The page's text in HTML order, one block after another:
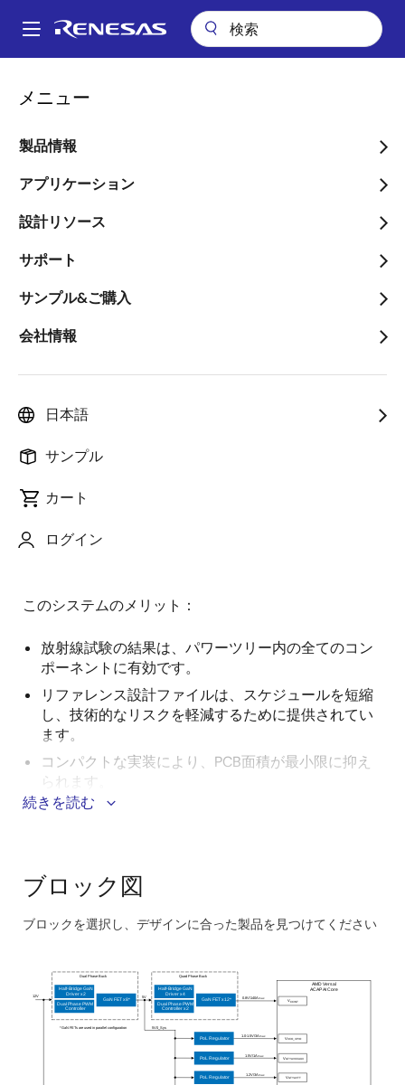
ン
Main
メニュー
製品情報
アプリケーション
設計リソース
サポート
サンプル&ご購入
会社情報
日本語
サンプル
カート
ログイン
パ
ン
く
ず
無線インフラストラクチャ
耐放射線性 Versal 用パワ
ー ツリー
ページセクションへ移動：
概要
要
説
で一般的に使用されています。 このシステムは、
このシステムのメリット：
放射線試験の結果は、パワーツリー内の全てのコン
ポーネントに有効です。
リファレンス設計ファイルは、スケジュールを短縮
し、技術的なリスクを軽減するために提供されてい
ます。
コンパクトな実装により、PCB面積が最小限に抑え
られます。
続きを読む
ブロック図
ブロックを選択し、デザインに合った製品を見つけてください
block
diagram
Half-Bridge GaN
Driver x4
GaN FET x12*
Dual Phase PWM
Controller x2
PoL Regulator
PoL Regulator
PoL Regulator
AMD Versal
ACAP AI Core
1.0-1.5V/3Amax
1.5V/1Amax
1.2V/3Amax
Quad Phase Buck
0.8V/140Amax
Half-Bridge GaN
Driver x2
GaN FET x8*
Dual Phase PWM
Controller
Dual Phase Buck
5V
12V
VCCINT
VGTYAVTT
VGTYAVCCAUX
VCCO_XPIO
5V0_Sys
*GaN FETs are used in parallel configuration